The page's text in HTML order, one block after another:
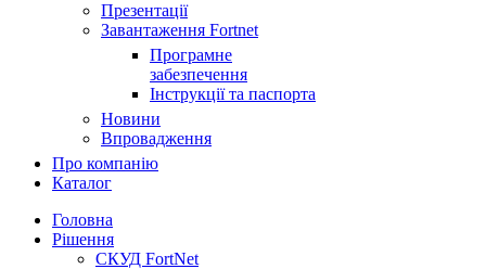
Презентації
Завантаження Fortnet
Програмне
забезпечення
Інструкції та паспорта
Новини
Впровадження
Про компанію
Каталог
Головна
Рішення
СКУД FortNet